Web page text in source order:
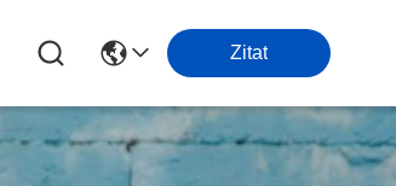
Zitat